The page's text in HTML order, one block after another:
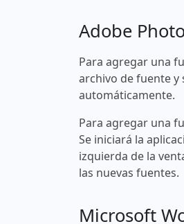
Adobe
Para agregar una
archivo de fuente y
automáticamente.
Para agregar una
Se iniciará la
izquierda de la
las nuevas fuentes.
Microsoft